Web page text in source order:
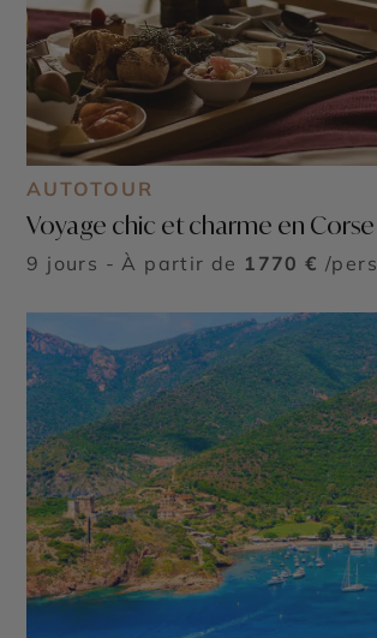
AUTOTOUR
Voyage chic et charme en Corse
9 jours - À partir de 1770 € /pers